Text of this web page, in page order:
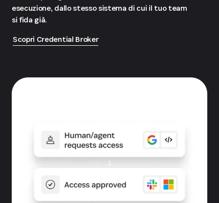
esecuzione, dallo stesso sistema di cui il tuo team
si fida già.
Scopri Credential Broker